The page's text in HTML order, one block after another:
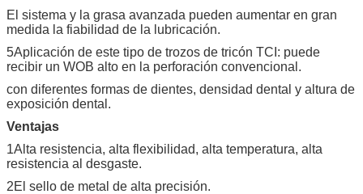
El sistema y la grasa avanzada pueden aumentar en gran
medida la fiabilidad de la lubricación.
5Aplicación de este tipo de trozos de tricón TCI: puede
recibir un WOB alto en la perforación convencional.
con diferentes formas de dientes, densidad dental y altura de
exposición dental.
Ventajas
1Alta resistencia, alta flexibilidad, alta temperatura, alta
resistencia al desgaste.
2El sello de metal de alta precisión.